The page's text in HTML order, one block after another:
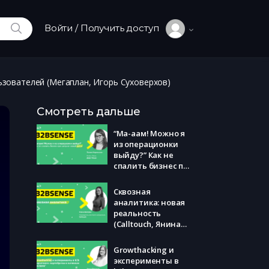
ИСКАТЬВойти / Получить доступ
(Мегаплан, Игорь Суховерхов)
Смотреть дальше
“Ма-аам! Можно я
из операционки
выйду?” Как не
спалить бизнес при
фичи (Додо Пицца,
Полина
Чернышова)
Сквозная
аналитика: новая
реальность
(Calltouch, Янина
Growthacking и
эксперименты в